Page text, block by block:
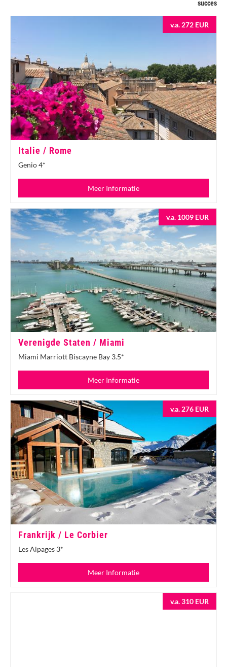
succes
v.a. 272 EUR
Italie / Rome
Genio 4*
Meer Informatie
v.a. 1009 EUR
Verenigde Staten / Miami
Miami Marriott Biscayne Bay 3.5*
Meer Informatie
v.a. 276 EUR
Frankrijk / Le Corbier
Les Alpages 3*
Meer Informatie
v.a. 310 EUR